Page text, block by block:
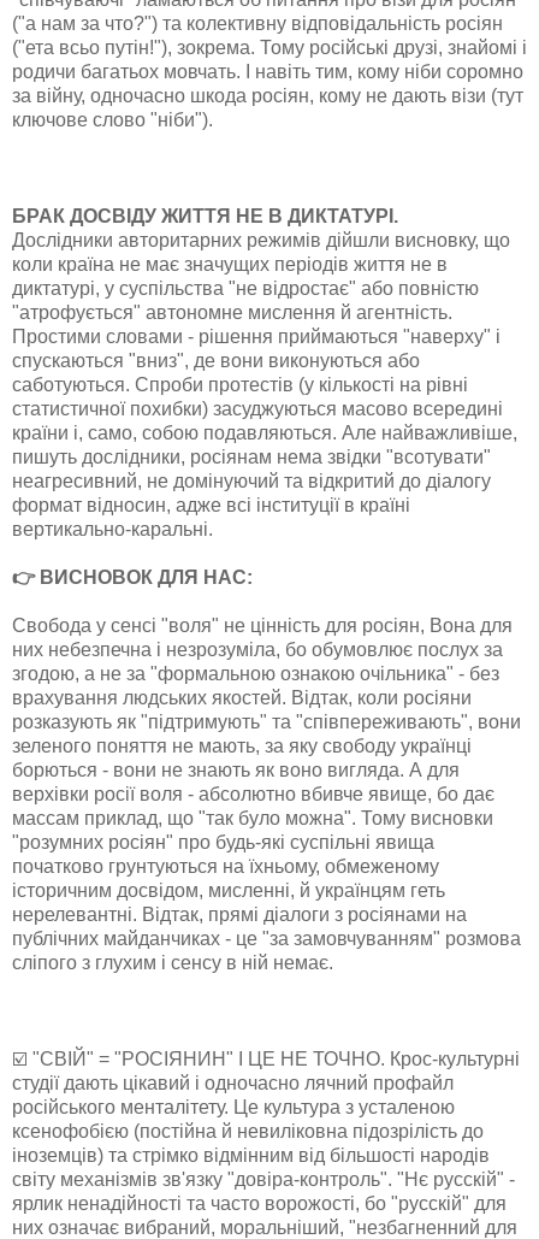
("а нам за что?") та колективну відповідальність росіян
("ета всьо путін!"), зокрема. Тому російські друзі, знайомі і
родичи багатьох мовчать. І навіть тим, кому ніби соромно
за війну, одночасно шкода росіян, кому не дають візи (тут
ключове слово "ніби").
БРАК ДОСВІДУ ЖИТТЯ НЕ В ДИКТАТУРІ.
Дослідники авторитарних режимів дійшли висновку, що
коли країна не має значущих періодів життя не в
диктатурі, у суспільства "не відростає" або повністю
"атрофується" автономне мислення й агентність.
Простими словами - рішення приймаються "наверху" і
спускаються "вниз", де вони виконуються або
саботуються. Спроби протестів (у кількості на рівні
статистичної похибки) засуджуються масово всередині
країни і, само, собою подавляються. Але найважливіше,
пишуть дослідники, росіянам нема звідки "всотувати"
неагресивний, не домінуючий та відкритий до діалогу
формат відносин, адже всі інституції в країні
вертикально-каральні.
👉 ВИСНОВОК ДЛЯ НАС:
Свобода у сенсі "воля" не цінність для росіян, Вона для
них небезпечна і незрозуміла, бо обумовлює послух за
згодою, а не за "формальною ознакою очільника" - без
врахування людських якостей. Відтак, коли росіяни
розказують як "підтримують" та "співпереживають", вони
зеленого поняття не мають, за яку свободу українці
борються - вони не знають як воно вигляда. А для
верхівки росії воля - абсолютно вбивче явище, бо дає
массам приклад, що "так було можна". Тому висновки
"розумних росіян" про будь-які суспільні явища
початково грунтуються на їхньому, обмеженому
історичним досвідом, мисленні, й українцям геть
нерелевантні. Відтак, прямі діалоги з росіянами на
публічних майданчиках - це "за замовчуванням" розмова
сліпого з глухим і сенсу в ній немає.
☑️ "СВІЙ" = "РОСІЯНИН" І ЦЕ НЕ ТОЧНО. Крос-культурні
студії дають цікавий і одночасно лячний профайл
російського менталітету. Це культура з усталеною
ксенофобією (постійна й невиліковна підозрілість до
іноземців) та стрімко відмінним від більшості народів
світу механізмів зв'язку "довіра-контроль". "Нє русскій" -
ярлик ненадійності та часто ворожості, бо "русскій" для
них означає вибраний, моральніший, "незбагненний для